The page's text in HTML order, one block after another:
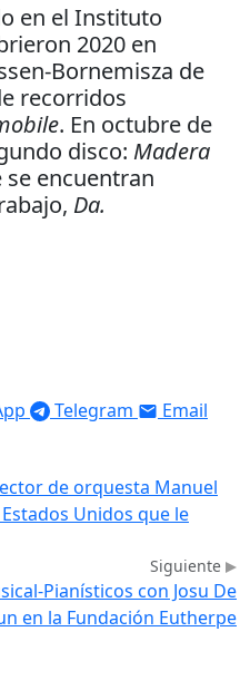
en el Instituto
2020 en
Bornemisza de
recorridos
. En octubre de
disco: Madera
encuentran
Da.
Telegram Email
de orquesta Manuel
Unidos que le
Siguiente
Pianísticos con Josu De
en la Fundación Eutherpe